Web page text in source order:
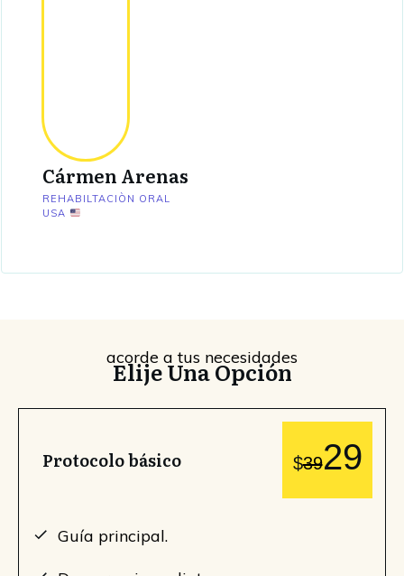
Cármen Arenas
REHABILTACIÒN ORAL
USA
Elije Una Opción
acorde a tus necesidades
Protocolo básico $3929
Guía principal.